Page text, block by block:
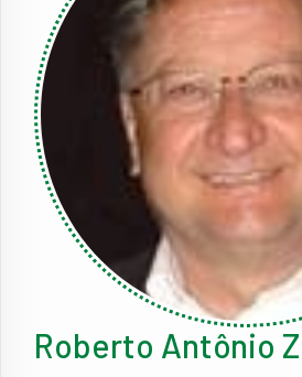
Roberto Antônio